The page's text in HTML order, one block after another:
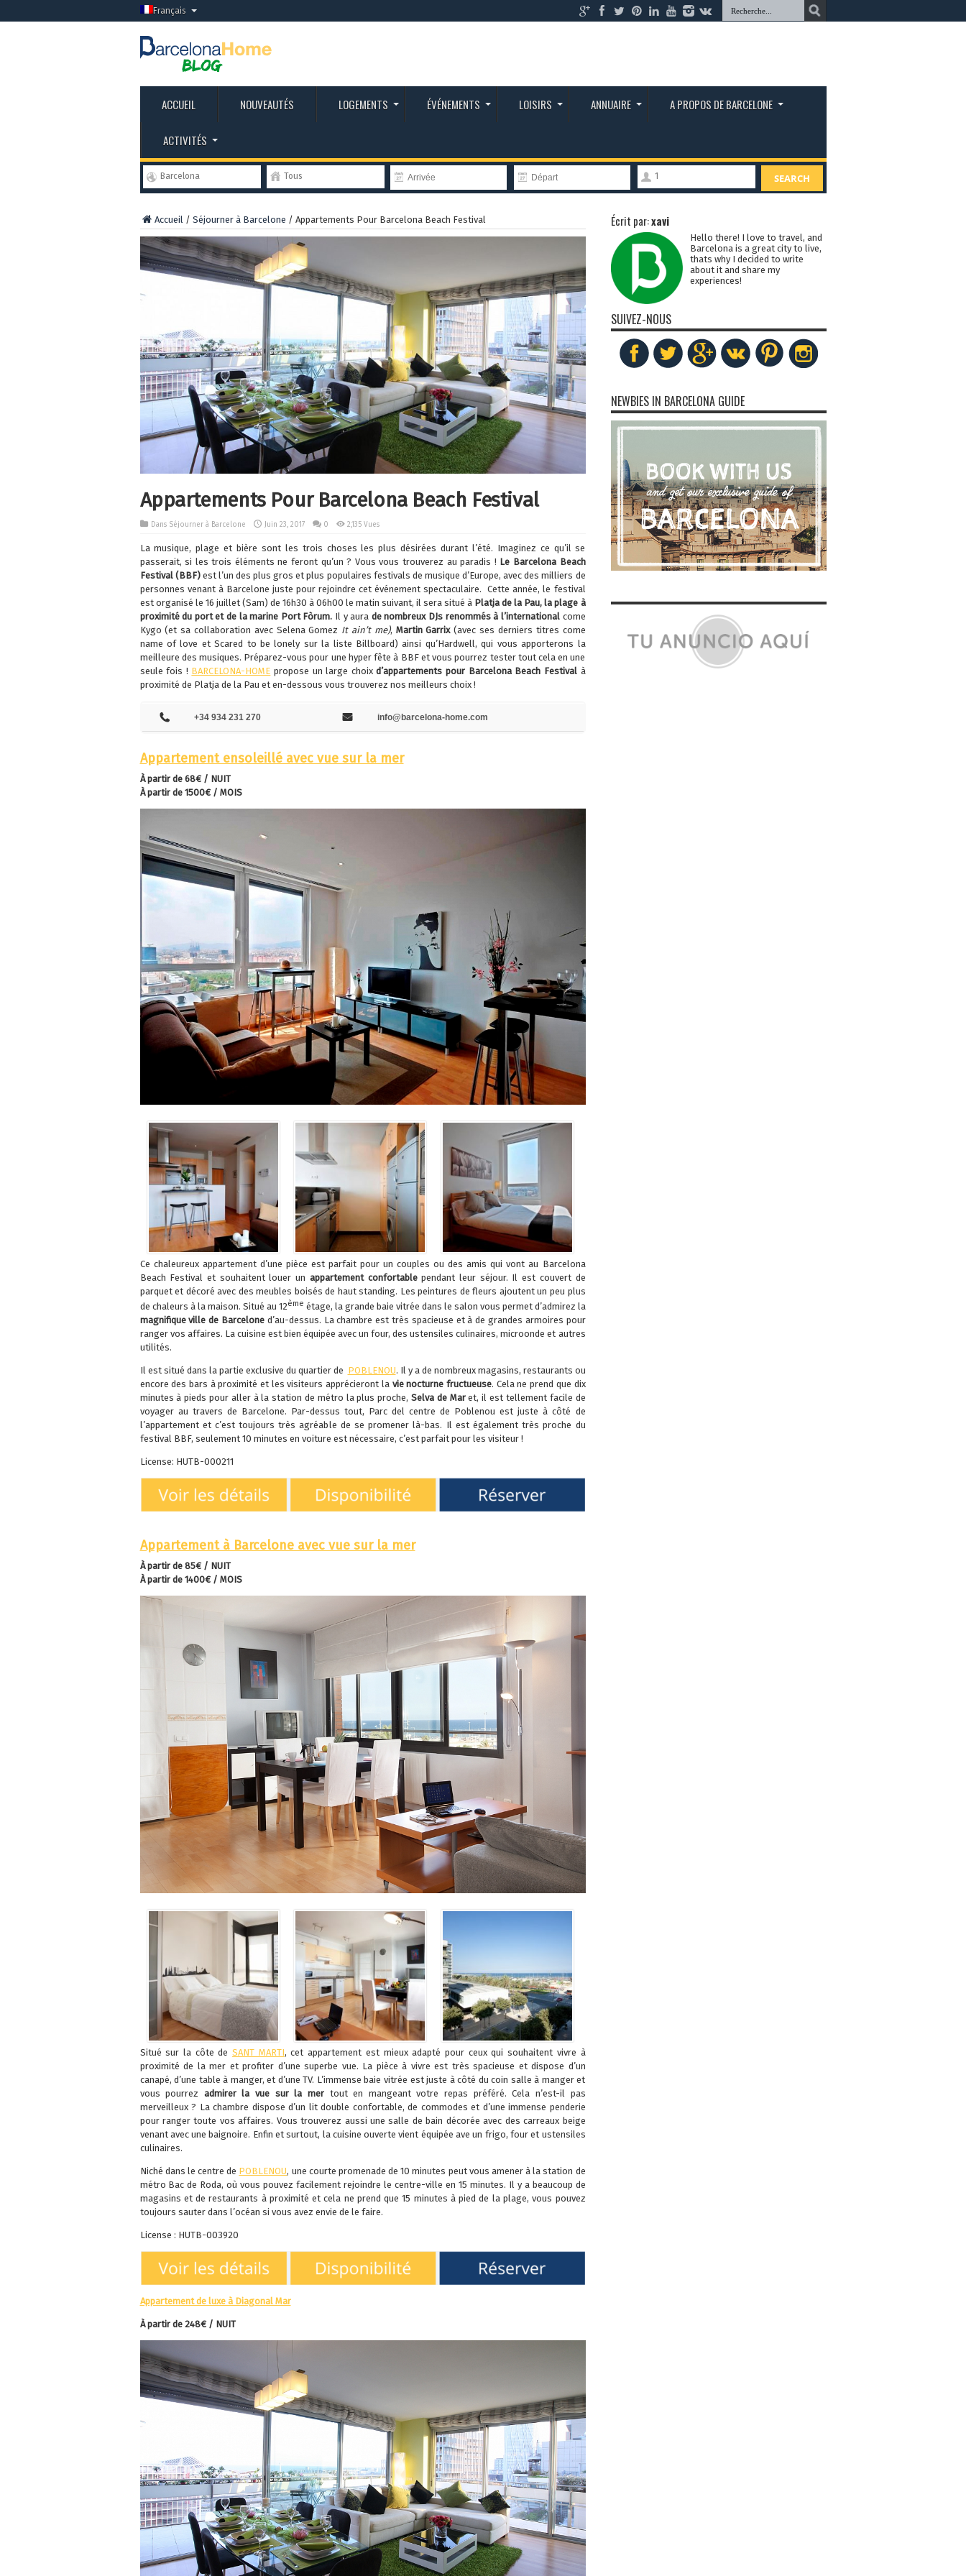
Français
ACCUEIL NOUVEAUTÉS LOGEMENTS ÉVÉNEMENTS LOISIRS ANNUAIRE A PROPOS DE BARCELONE
ACTIVITÉS
Barcelona Tous 1 SEARCH
Accueil / Séjourner à Barcelone / Appartements Pour Barcelona Beach Festival
Appartements Pour Barcelona Beach Festival
Dans Séjourner à Barcelone Juin 23, 2017 0 2,135 Vues
La musique, plage et bière sont les trois choses les plus désirées durant l’été. Imaginez ce qu’il se
passerait, si les trois éléments ne feront qu’un ? Vous vous trouverez au paradis ! Le Barcelona Beach
Festival (BBF) est l’un des plus gros et plus populaires festivals de musique d’Europe, avec des milliers de
personnes venant à Barcelone juste pour rejoindre cet événement spectaculaire.
Cette année, le festival
est organisé le 16 juillet (Sam) de 16h30 à 06h00 le matin suivant, il sera situé à Platja de la Pau, la plage à
proximité du port et de la marine Port Fòrum. Il y aura de nombreux DJs renommés à l’international come
Kygo (et sa collaboration avec Selena Gomez It ain’t me), Martin Garrix(avec ses derniers titres come
name of love et Scared to be lonely sur la liste Billboard) ainsi qu’Hardwell, qui vous apporterons la
meilleure des musiques. Préparez-vous pour une hyper fête à BBF et vous pourrez tester tout cela en une
seule fois ! BARCELONA-HOME propose un large choixd’appartements pour Barcelona Beach Festival à
proximité de Platja de la Pau et en-dessous vous trouverez nos meilleurs choix !
+34 934 231 270 info@barcelona-home.com
Appartement ensoleillé avec vue sur la mer
À partir de 68€ / NUIT
À partir de1500€ / MOIS
Ce chaleureux appartement d’une pièce est parfait pour un couples ou des amis qui vont au Barcelona
Beach Festival et souhaitent louer un appartement confortablependant leur séjour. Il est couvert de
parquet et décoré avec des meubles boisés de haut standing. Les peintures de fleurs ajoutent un peu plus
de chaleurs à la maison. Situé au 12ème étage, la grande baie vitrée dans le salon vous permet d’admirez la
magnifique ville de Barceloned’au-dessus. La chambre est très spacieuse et à de grandes armoires pour
ranger vos affaires. La cuisine est bien équipée avec un four, des ustensiles culinaires, microonde et autres
utilités.
Il est situé dans la partie exclusive du quartier de POBLENOU. Il y a de nombreux magasins, restaurants ou
encore des bars à proximité et les visiteurs apprécieront la vie nocturne fructueuse. Cela ne prend que dix
minutes à pieds pour aller à la station de métro la plus proche, Selva de Maret, il est tellement facile de
voyager au travers de Barcelone. Par-dessus tout, Parc del centre de Poblenou est juste à côté de
l’appartement et c’est toujours très agréable de se promener là-bas. Il est également très proche du
festival BBF, seulement 10 minutes en voiture est nécessaire, c’est parfait pour les visiteur !
License: HUTB-000211
Appartement à Barcelone avec vue sur la mer
À partir de85€ / NUIT
À partir de1400€ / MOIS
Situé sur la côte deSANT MARTI, cet appartement est mieux adapté pour ceux qui souhaitent vivre à
proximité de la mer et profiter d’une superbe vue. La pièce à vivre est très spacieuse et dispose d’un
canapé, d’une table à manger, et d’une TV. L’immense baie vitrée est juste à côté du coin salle à manger et
vous pourrez admirer la vue sur la mer tout en mangeant votre repas préféré. Cela n’est-il pas
merveilleux ? La chambre dispose d’un lit double confortable, de commodes et d’une immense penderie
pour ranger toute vos affaires. Vous trouverez aussi une salle de bain décorée avec des carreaux beige
venant avec une baignoire. Enfin et surtout, la cuisine ouverte vient équipée ave un frigo, four et ustensiles
culinaires.
Niché dans le centre de POBLENOU, une courte promenade de 10 minutes peut vous amener à la station de
métro Bac de Roda, où vous pouvez facilement rejoindre le centre-ville en 15 minutes. Il y a beaucoup de
magasins et de restaurants à proximité et cela ne prend que 15 minutes à pied de la plage, vous pouvez
toujours sauter dans l’océan si vous avez envie de le faire.
License : HUTB-003920
Appartement de luxe à Diagonal Mar
À partir de248€ / NUIT
Écrit par:xavi
Hello there! I love to travel, and
Barcelona is a great city to live,
thats why I decided to write
about it and share my
experiences!
SUIVEZ-NOUS
NEWBIES IN BARCELONA GUIDE